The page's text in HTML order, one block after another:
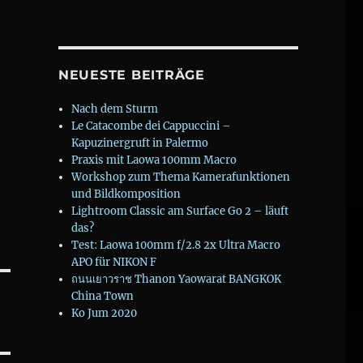
NEUESTE BEITRÄGE
Nach dem Sturm
Le Catacombe dei Cappuccini –
Kapuzinergruft in Palermo
Praxis mit Laowa 100mm Macro
Workshop zum Thema Kamerafunktionen
und Bildkomposition
Lightroom Classic am Surface Go 2 – läuft
das?
Test: Laowa 100mm f/2.8 2x Ultra Macro
APO für NIKON F
ถนนเยาวราช Thanon Yaowarat BANGKOK
China Town
Ko Jum 2020